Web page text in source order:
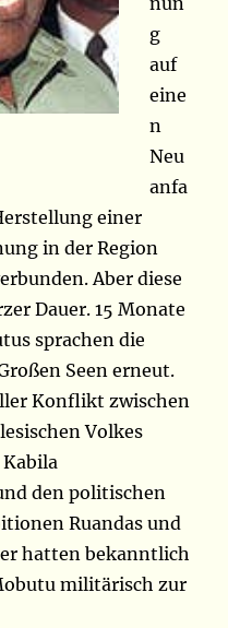
g
auf
eine
n
Neu
anfa
einer
in der Region
Aber diese
Dauer. 15 Monate
sprachen die
Seen erneut.
Konflikt zwischen
Volkes
Kabila
den politischen
Ruandas und
hatten bekanntlich
militärisch zur